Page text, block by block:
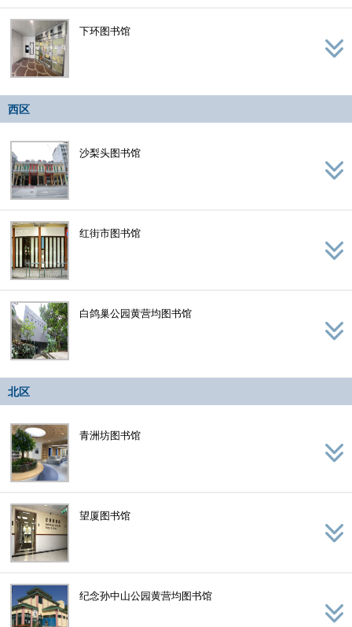
下环图书馆
西区
沙梨头图书馆
红街市图书馆
白鸽巢公园黄营均图书馆
北区
青洲坊图书馆
望厦图书馆
纪念孙中山公园黄营均图书馆